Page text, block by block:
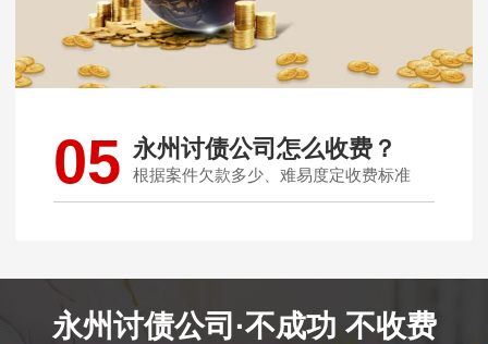
05 永州讨债公司怎么收费？
根据案件欠款多少、难易度定收费标准
永州讨债公司·不成功 不收费